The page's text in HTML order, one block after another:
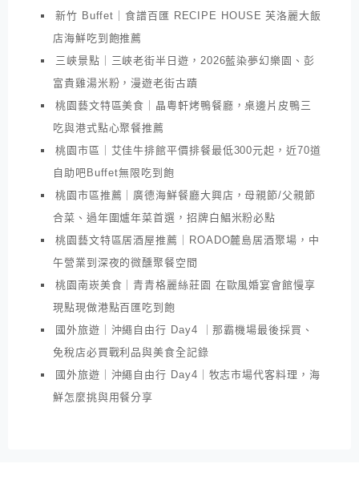
新竹 Buffet｜食譜百匯 RECIPE HOUSE 芙洛麗大飯
店海鮮吃到飽推薦
三峽景點｜三峽老街半日遊，2026藍染夢幻樂園、彭
富貴雞湯米粉，漫遊老街古蹟
桃園藝文特區美食｜晶粵軒烤鴨餐廳，桌邊片皮鴨三
吃與港式點心聚餐推薦
桃園市區｜艾佳牛排館平價排餐最低300元起，近70道
自助吧Buffet無限吃到飽
桃園市區推薦｜廣德海鮮餐廳大興店，母親節/父親節
合菜、過年圍爐年菜首選，招牌白鯧米粉必點
桃園藝文特區居酒屋推薦｜ROADO麓島居酒聚場，中
午營業到深夜的微醺聚餐空間
桃園南崁美食｜青青格麗絲莊園 在歐風婚宴會館慢享
現點現做港點百匯吃到飽
國外旅遊｜沖繩自由行 Day4 ｜那霸機場最後採買、
免稅店必買戰利品與美食全記錄
國外旅遊｜沖繩自由行 Day4｜牧志市場代客料理，海
鮮怎麼挑與用餐分享